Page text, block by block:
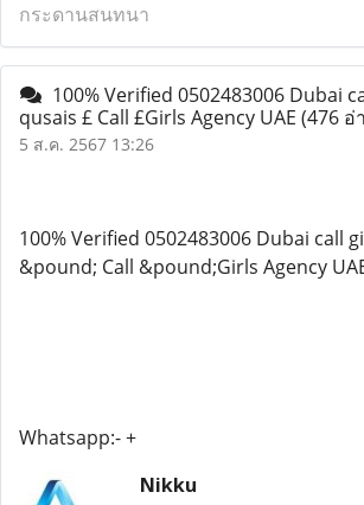
กระดานสนทนา
100% Verified 0502483006 Dubai
qusais £ Call £Girls Agency UAE (476 อ่
5 ส.ค. 2567 13:26
100% Verified 0502483006 Dubai call
&pound; Call &pound;Girls Agency
Whatsapp:- +
Nikku